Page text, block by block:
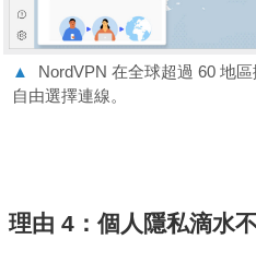
▲
NordVPN 在全球超過 60 地
自由選擇連線。
理由 4：個人隱私滴水